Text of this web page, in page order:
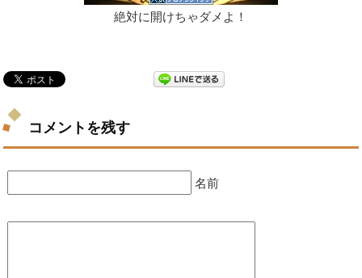
絶対に開けちゃダメよ！
コメントを残す
名前